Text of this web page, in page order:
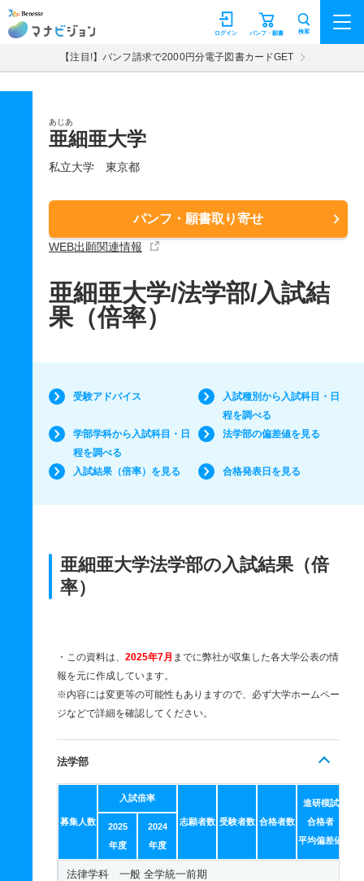
マナビジョン パンフ・願書
ログイン 検索
【注目!】パンフ請求で2000円分電子図書カードGET
あじあ
亜細亜大学
私立大学 東京都
パンフ・願書取り寄せ
WEB出願関連情報
亜細亜大学/法学部/入試結
果（倍率）
受験アドバイス
入試種別から入試科目・日
程を調べる
学部学科から入試科目・日
程を調べる
法学部の偏差値を見る
入試結果（倍率）を見る 合格発表日を見る
亜細亜大学法学部の入試結果（倍
率）
・この資料は、 2025年7月 までに弊社が収集した各大学公表の情
報を元に作成しています。
※内容には変更等の可能性もありますので、必ず大学ホームペー
ジなどで詳細を確認してください。
法学部
募集人数
入試倍率
志願者数 受験者数 合格者数
進研模試
合格者
平均偏差値
2025
年度
2024
年度
法律学科 一般 全学統一前期